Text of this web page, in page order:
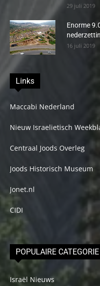
29 juli 2019
Enorme
16 juli 2019
Links
Maccabi Nederland
Nieuw Israelietisch
Centraal Joods Overleg
Joods Historisch Museum
Jonet.nl
CIDI
POPULAIRE CATEGORIE
Israël Nieuws